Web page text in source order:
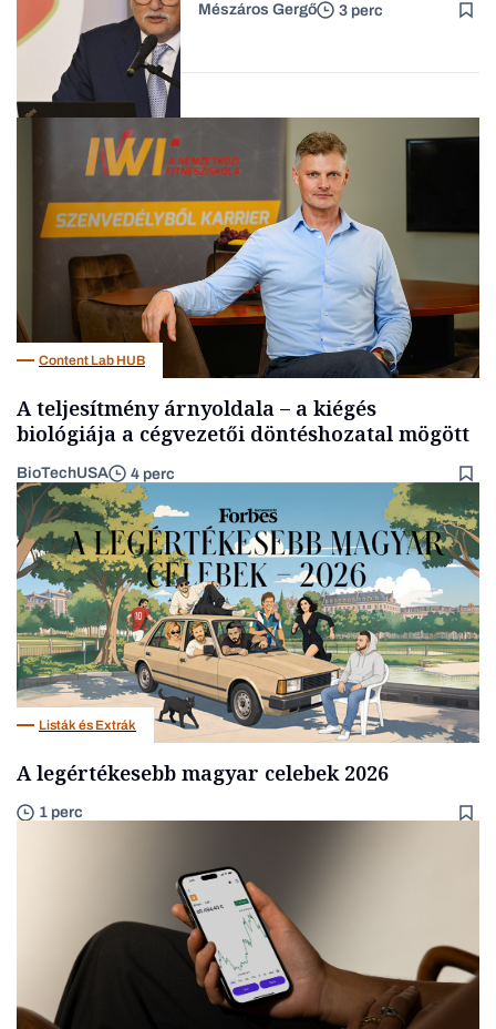
Családi
vállalkozások
Befektetés
Mészáros Gergő 3 perc
Content Lab HUB
A teljesítmény árnyoldala – a kiégés
biológiája a cégvezetői döntéshozatal mögött
BioTechUSA 4 perc
Listák és Extrák
A legértékesebb magyar celebek 2026
1 perc